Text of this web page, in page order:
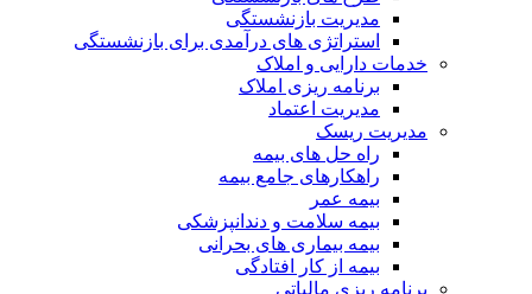
مدیریت بازنشستگی
استراتژی های درآمدی برای بازنشستگی
خدمات دارایی و املاک
برنامه ریزی املاک
مدیریت اعتماد
مدیریت ریسک
راه حل های بیمه
راهکارهای جامع بیمه
بیمه عمر
بیمه سلامت و دندانپزشکی
بیمه بیماری های بحرانی
بیمه از کار افتادگی
برنامه ریزی مالیاتی